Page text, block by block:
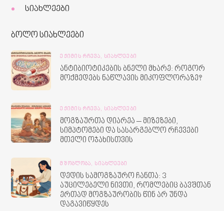
სიახლეები
ბოლო სიახლეები
ᲔᲥᲘᲛᲘᲡ ᲠᲩᲔᲕᲐ, ᲡᲘᲐᲮᲚᲔᲔᲑᲘ
ანტიბიოტიკების ბნელი მხარე: როგორ
მოქმედებს ნაწლავის მიკოფლორაზე?
ᲔᲥᲘᲛᲘᲡ ᲠᲩᲔᲕᲐ, ᲡᲘᲐᲮᲚᲔᲔᲑᲘ
მოგზაურთა დიარეა – მიზეზები,
სიმპტომები და სასარგებლო რჩევები
მთელი ოჯახისთვის
ᲛᲨᲝᲑᲚᲝᲑᲐ, ᲡᲘᲐᲮᲚᲔᲔᲑᲘ
დედის სამოგზაურო ჩანთა: 3
აუცილებელი ნივთი, რომლებიც ბავშთან
ერთად მოგზაურობის წინ არ უნდა
დაგავიწყდეს